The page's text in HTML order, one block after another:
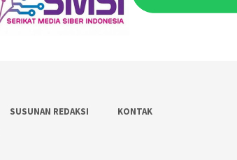
SUSUNAN REDAKSI
KONTAK